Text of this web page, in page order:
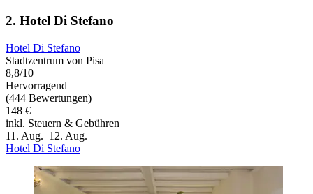
2. Hotel Di Stefano
Hotel Di Stefano
Stadtzentrum von Pisa
8,8/10
Hervorragend
(444 Bewertungen)
148 €
inkl. Steuern & Gebühren
11. Aug.–12. Aug.
Hotel Di Stefano